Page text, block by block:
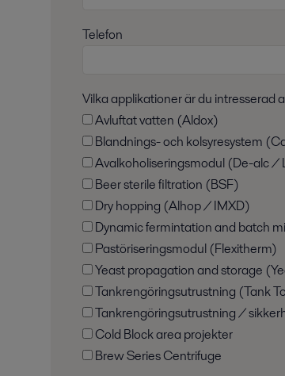
Telefon
Vilka applikationer är du intresserad
Avluftat vatten (Aldox)
Blandnings- och kolsyresystem
Avalkoholiseringsmodul (De-alc /
Beer sterile filtration (BSF)
Dry hopping (Alhop / IMXD)
Dynamic fermintation and batch
Pastöriseringsmodul (Flexitherm)
Yeast propagation and storage
Tankrengöringsutrustning (Tank
Tankrengöringsutrustning /
Cold Block area projekter
Brew Series Centrifuge